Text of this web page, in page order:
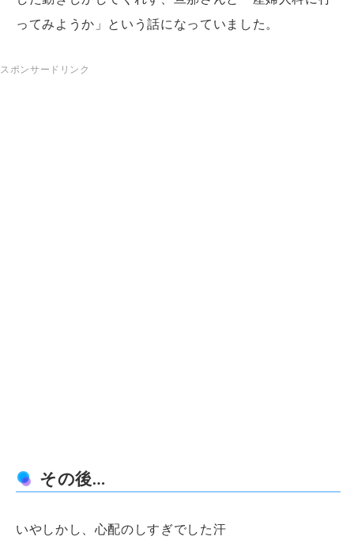
ってみようか」という話になっていました。
その後…
いやしかし、心配のしすぎでした汗